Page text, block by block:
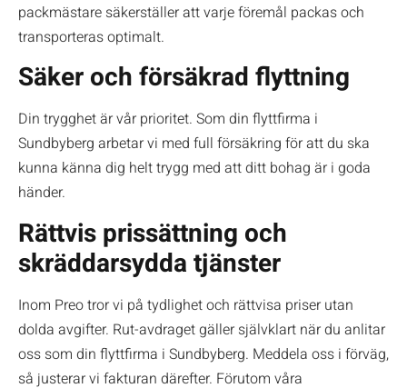
packmästare säkerställer att varje föremål packas och
transporteras optimalt.
Säker och försäkrad flyttning
Din trygghet är vår prioritet. Som din flyttfirma i
Sundbyberg arbetar vi med full försäkring för att du ska
kunna känna dig helt trygg med att ditt bohag är i goda
händer.
Rättvis prissättning och
skräddarsydda tjänster
Inom Preo tror vi på tydlighet och rättvisa priser utan
dolda avgifter. Rut-avdraget gäller självklart när du anlitar
oss som din flyttfirma i Sundbyberg. Meddela oss i förväg,
så justerar vi fakturan därefter. Förutom våra